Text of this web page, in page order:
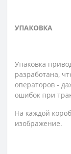
УПАКОВКА
Упаковка
разработана,
операторов -
ошибок при
На каждой
изображение.